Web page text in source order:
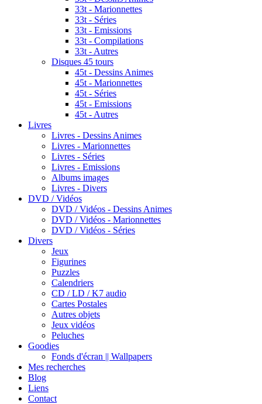
33t - Marionnettes
33t - Séries
33t - Emissions
33t - Compilations
33t - Autres
Disques 45 tours
45t - Dessins Animes
45t - Marionnettes
45t - Séries
45t - Emissions
45t - Autres
Livres
Livres - Dessins Animes
Livres - Marionnettes
Livres - Séries
Livres - Emissions
Albums images
Livres - Divers
DVD / Vidéos
DVD / Vidéos - Dessins Animes
DVD / Vidéos - Marionnettes
DVD / Vidéos - Séries
Divers
Jeux
Figurines
Puzzles
Calendriers
CD / LD / K7 audio
Cartes Postales
Autres objets
Jeux vidéos
Peluches
Goodies
Fonds d'écran || Wallpapers
Mes recherches
Blog
Liens
Contact